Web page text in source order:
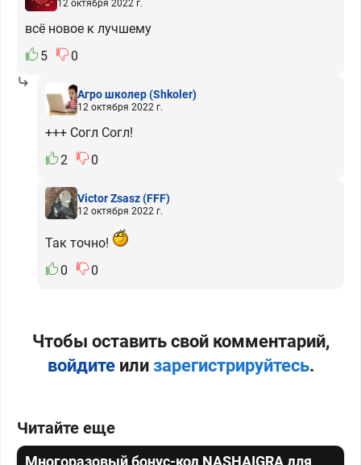
12 октября 2022 г.
всё новое к лучшему
5
0
Агро школер(Shkoler)
12 октября 2022 г.
+++ Согл Согл!
2
0
Victor Zsasz(FFF)
12 октября 2022 г.
Так точно!
0
0
Чтобы оставить свой комментарий,
войдитеили зарегистрируйтесь.
Читайте еще
Многоразовый бонус-код NASHAIGRA для